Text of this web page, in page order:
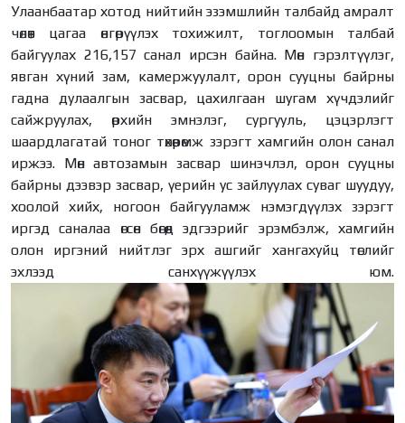
Улаанбаатар хотод нийтийн эзэмшлийн талбайд амралт
чөлөөт цагаа өнгөрүүлэх тохижилт, тоглоомын талбай
байгуулах 216,157 санал ирсэн байна. Мөн гэрэлтүүлэг,
явган хүний зам, камержуулалт, орон сууцны байрны
гадна дулаалгын засвар, цахилгаан шугам хүчдэлийг
сайжруулах, өрхийн эмнэлэг, сургууль, цэцэрлэгт
шаардлагатай тоног төхөөрөмж зэрэгт хамгийн олон санал
иржээ. Мөн автозамын засвар шинэчлэл, орон сууцны
байрны дээвэр засвар, үерийн ус зайлуулах суваг шуудуу,
хоолой хийх, ногоон байгууламж нэмэгдүүлэх зэрэгт
иргэд саналаа өгсөн бөгөөд эдгээрийг эрэмбэлж, хамгийн
олон иргэний нийтлэг эрх ашгийг хангахуйц төслийг
эхлээд санхүүжүүлэх юм.